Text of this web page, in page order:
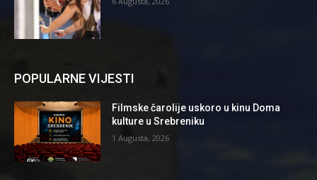
POPULARNE VIJESTI
Filmske čarolije uskoro u kinu Doma
kulture u Srebreniku
1 Augusta, 2026